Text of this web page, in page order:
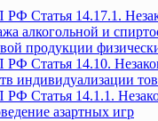
Статья 14.17.1.
алкогольной и
продукции
Статья 14.10.
индивидуализации
Статья 14.1.1.
азартных игр